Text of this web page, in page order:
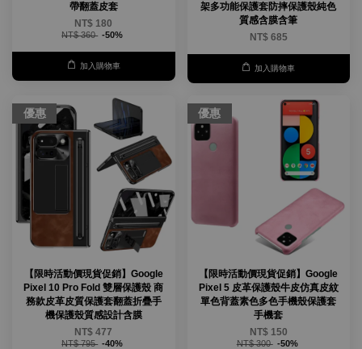
帶翻蓋皮套
NT$ 180
NT$ 360 -50%
加入購物車
架多功能保護套防摔保護殼純色
質感含膜含筆
NT$ 685
加入購物車
優惠
【限時活動價現貨促銷】Google
Pixel 10 Pro Fold 雙層保護殼 商
務款皮革皮質保護套翻蓋折疊手
機保護殼質感設計含膜
NT$ 477
NT$ 795 -40%
優惠
【限時活動價現貨促銷】Google
Pixel 5 皮革保護殼牛皮仿真皮紋
單色背蓋素色多色手機殼保護套
手機套
NT$ 150
NT$ 300 -50%